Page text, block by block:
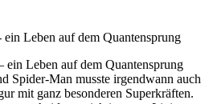
Spider-Man musste irgendwann auch
mit ganz besonderen Superkräften.